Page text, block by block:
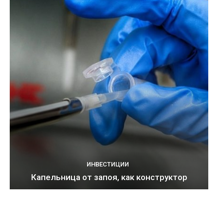
ИНВЕСТИЦИИ
Капельница от запоя, как конструктор